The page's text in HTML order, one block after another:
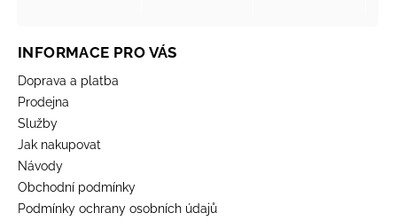
INFORMACE PRO VÁS
Doprava a platba
Prodejna
Služby
Jak nakupovat
Návody
Obchodní podmínky
Podmínky ochrany osobních údajů